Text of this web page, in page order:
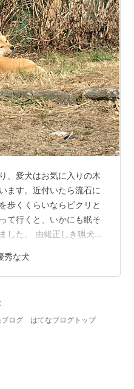
、愛犬はお気に入りの木
ます。近付いたら流石に
歩くくらいならピクリと
て行くと、いかにも眠そ
した。 由緒正しき猟犬で
チもアナグマも、愛犬の
表彰ものの活躍です。 だ
ることも多々あります。
れど、草食の鹿には甘く
らでしょうか。それ…
秀な犬
ログ
はてなブログトップ